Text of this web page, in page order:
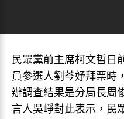
民眾黨前主席柯文哲日
員參選人劉芩妤拜票時
辦調查結果是分局長周
言人吳崢對此表示，民